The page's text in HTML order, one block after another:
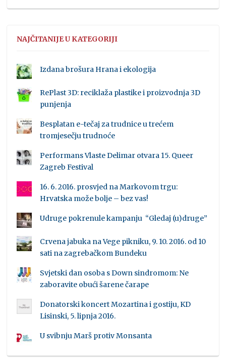
NAJČITANIJE U KATEGORIJI
Izdana brošura Hrana i ekologija
RePlast 3D: reciklaža plastike i proizvodnja 3D
punjenja
Besplatan e-tečaj za trudnice u trećem
tromjesečju trudnoće
Performans Vlaste Delimar otvara 15. Queer
Zagreb Festival
16. 6. 2016. prosvjed na Markovom trgu:
Hrvatska može bolje – bez vas!
Udruge pokrenule kampanju “Gledaj (u)druge”
Crvena jabuka na Vege pikniku, 9. 10. 2016. od 10
sati na zagrebačkom Bundeku
Svjetski dan osoba s Down sindromom: Ne
zaboravite obući šarene čarape
Donatorski koncert Mozartina i gostiju, KD
Lisinski, 5. lipnja 2016.
U svibnju Marš protiv Monsanta